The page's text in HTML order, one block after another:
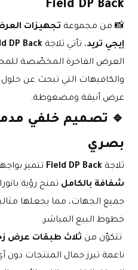
Field DP Back
📸 من مجموعة
إيجي تريد، تأتي ثلاجة DP Back
عرض أنيقة ومضغوطة.
🔹
بصري
ثلاجة Field DP Back تتميز
شفافة بالكامل
خطوط البيع المباشر.
ثلاث طبقات عرض
ناعمة تبرز جمال المنتجات